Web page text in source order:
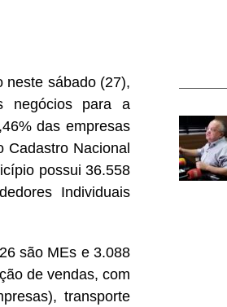
neste sábado (27),
negócios para a
das empresas
Nacional
possui 36.558
Individuais
são MEs e 3.088
de vendas, com
transporte